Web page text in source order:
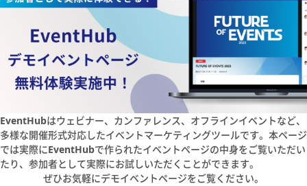
EventHubはウェビナー、カンファレンス、オフラインイベントなど、
多様な開催形式対応したイベントマーケティングツールです。本ページ
では実際にEventHubで作られたイベントページの中身をご覧いただい
たり、参加者として実際にお試しいただくことができます。
ぜひお気軽にデモイベントページをご覧ください。